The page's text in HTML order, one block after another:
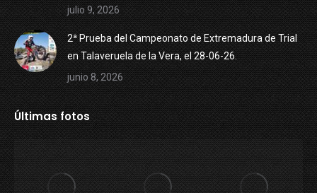
julio 9, 2026
2ª Prueba del Campeonato de Extremadura de Trial
en Talaveruela de la Vera, el 28-06-26.
junio 8, 2026
Últimas fotos